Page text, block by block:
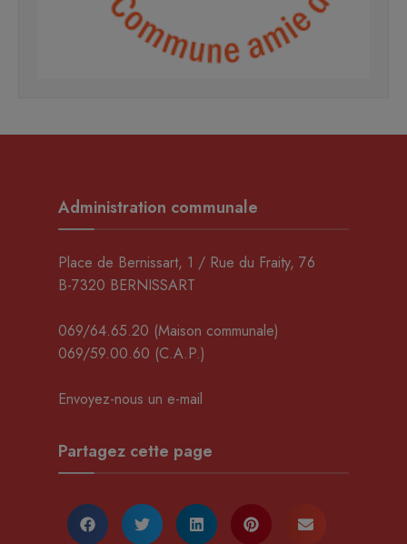
Administration communale
Place de Bernissart, 1 / Rue du Fraity, 76
B-7320 BERNISSART
069/64.65.20 (Maison communale)
069/59.00.60 (C.A.P.)
Envoyez-nous un e-mail
Partagez cette page